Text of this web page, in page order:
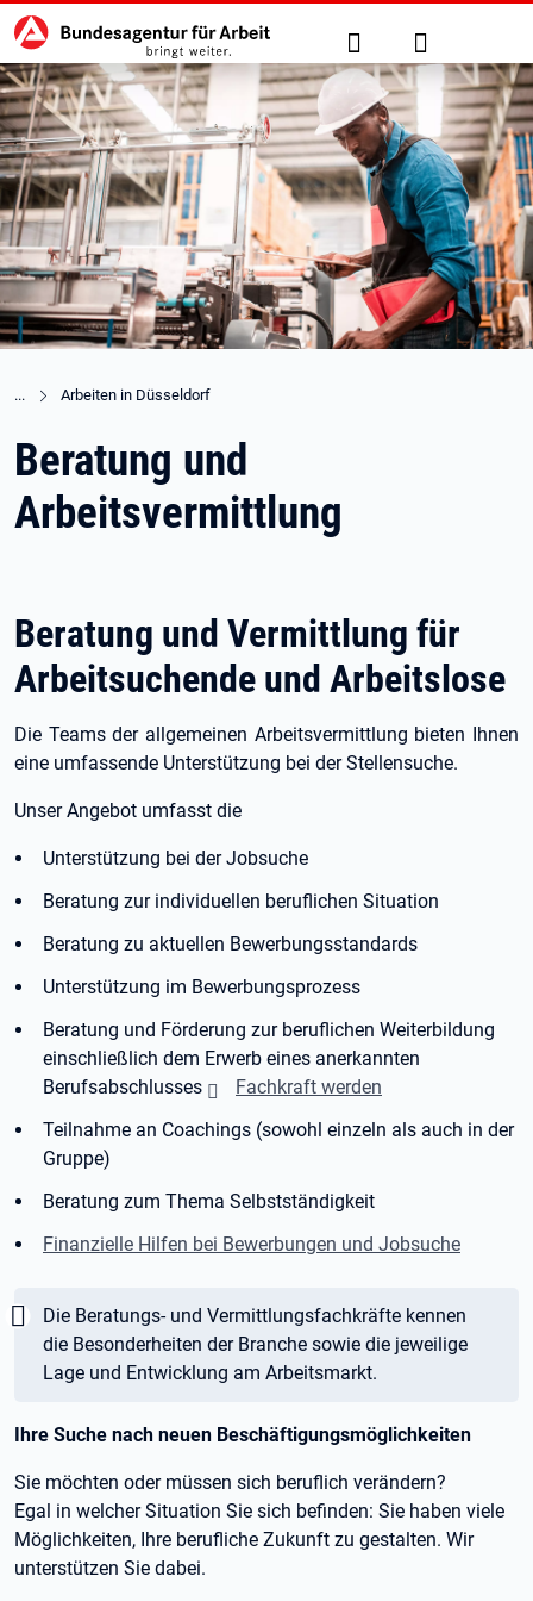
zu den Hauptinhalten springen
Hauptnavigation Suche Anmelden
Arbeiten in Düsseldorf
Beratung und
Arbeitsvermittlung
Beratung und Vermittlung für
Arbeitsuchende und Arbeitslose
Die Teams der allgemeinen Arbeitsvermittlung bieten Ihnen
eine umfassende Unterstützung bei der Stellensuche.
Unser Angebot umfasst die
Unterstützung bei der Jobsuche
Beratung zur individuellen beruflichen Situation
Beratung zu aktuellen Bewerbungsstandards
Unterstützung im Bewerbungsprozess
Beratung und Förderung zur beruflichen Weiterbildung
einschließlich dem Erwerb eines anerkannten
Berufsabschlusses
Fachkraft werden
Teilnahme an Coachings (sowohl einzeln als auch in der
Gruppe)
Beratung zum Thema Selbstständigkeit
Finanzielle Hilfen bei Bewerbungen und Jobsuche
Wichtig:
Die Beratungs- und Vermittlungsfachkräfte kennen
die Besonderheiten der Branche sowie die jeweilige
Lage und Entwicklung am Arbeitsmarkt.
Ihre Suche nach neuen Beschäftigungsmöglichkeiten
Sie möchten oder müssen sich beruflich verändern?
Egal in welcher Situation Sie sich befinden: Sie haben viele
Möglichkeiten, Ihre berufliche Zukunft zu gestalten. Wir
unterstützen Sie dabei.